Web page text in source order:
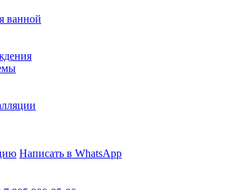
ванной
Написать в WhatsApp